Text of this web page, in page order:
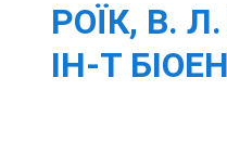
РОЇК, В.
ІН-Т